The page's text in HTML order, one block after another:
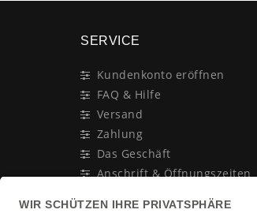
SERVICE
Kundenkonto eröffnen
FAQ & Hilfe
Versand
Zahlung
Das Geschäft
Anschrift & Öffnungszeiten
Newsletter